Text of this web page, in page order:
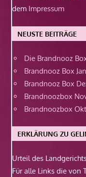
dem Impressum
NEUSTE BEITRÄGE
Die Brandnooz
Brandnooz Box
Brandnooz Box
Brandnoozbox
Brandnoozbox
ERKLÄRUNG ZU
Urteil des
Für alle Links die von